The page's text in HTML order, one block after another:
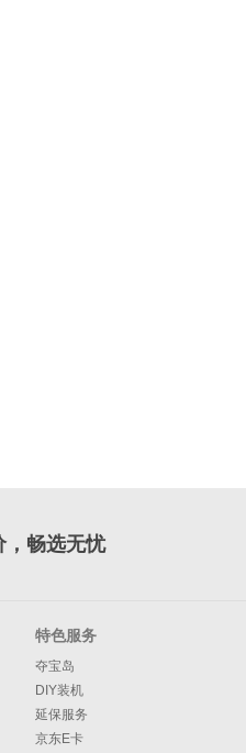
，畅选无忧
特色服务
夺宝岛
DIY装机
延保服务
京东E卡